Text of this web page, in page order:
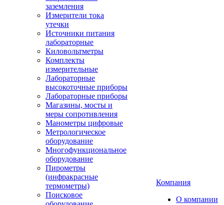
заземления
Измерители тока
утечки
Источники питания
лабораторные
Киловольтметры
Комплекты
измерительные
Лабораторные
высокоточные приборы
Лабораторные приборы
Магазины, мосты и
меры сопротивления
Манометры цифровые
Метрологическое
оборудование
Многофункциональное
оборудование
Пирометры
(инфракрасные
термометры)
Поисковое
Компания
О компании